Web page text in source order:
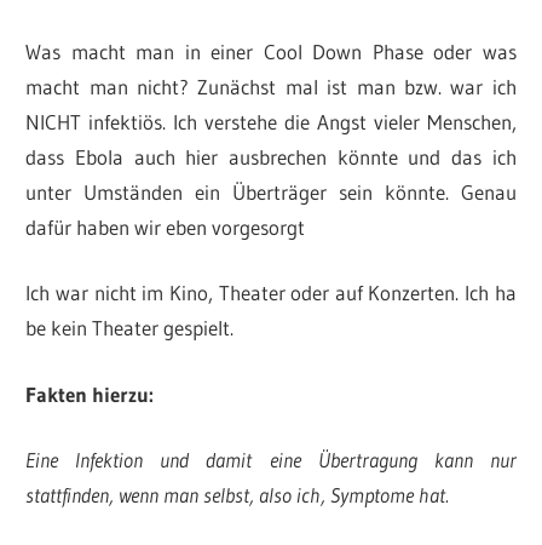
Was macht man in einer Cool Down Phase oder was
macht man nicht? Zunächst mal ist man bzw. war ich
NICHT infektiös. Ich verstehe die Angst vieler Menschen,
dass Ebola auch hier ausbrechen könnte und das ich
unter Umständen ein Überträger sein könnte. Genau
dafür haben wir eben vorgesorgt
Ich war nicht im Kino, Theater oder auf Konzerten. Ich ha
be kein Theater gespielt.
Fakten hierzu:
Eine Infektion und damit eine Übertragung kann nur
stattfinden, wenn man selbst, also ich, Symptome hat.